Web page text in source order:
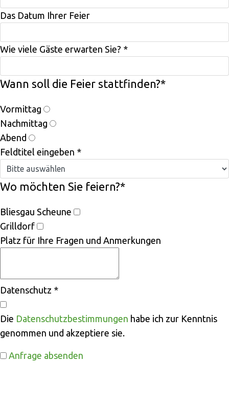
Das Datum Ihrer Feier
Wie viele Gäste erwarten Sie? *
Wann soll die Feier stattfinden?*
Vormittag
Nachmittag
Abend
Feldtitel eingeben *
Wo möchten Sie feiern?*
Bliesgau Scheune
Grilldorf
Platz für Ihre Fragen und Anmerkungen
Datenschutz *
Die Datenschutzbestimmungen habe ich zur Kenntnis
genommen und akzeptiere sie.
Anfrage absenden